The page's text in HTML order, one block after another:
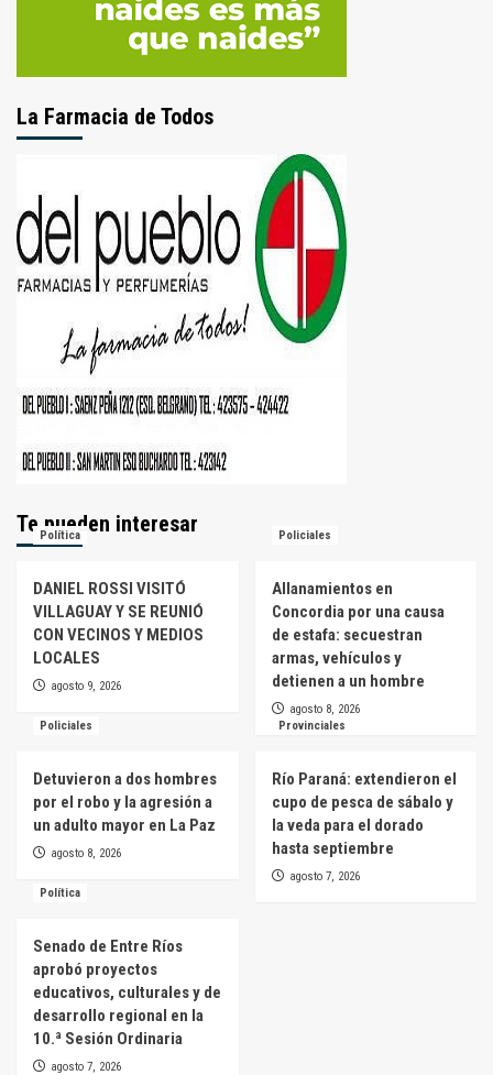
La Farmacia de Todos
Te pueden interesar
Política
DANIEL ROSSI VISITÓ
VILLAGUAY Y SE REUNIÓ
CON VECINOS Y MEDIOS
LOCALES
agosto 9, 2026
Policiales
Allanamientos en
Concordia por una causa
de estafa: secuestran
armas, vehículos y
detienen a un hombre
agosto 8, 2026
Policiales
Detuvieron a dos hombres
por el robo y la agresión a
un adulto mayor en La Paz
agosto 8, 2026
Provinciales
Río Paraná: extendieron el
cupo de pesca de sábalo y
la veda para el dorado
hasta septiembre
agosto 7, 2026
Política
Senado de Entre Ríos
aprobó proyectos
educativos, culturales y de
desarrollo regional en la
10.ª Sesión Ordinaria
agosto 7, 2026